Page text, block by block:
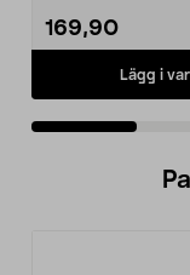
169,90
Lägg i